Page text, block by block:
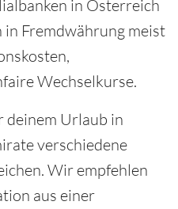
in Österreich
Fremdwährung meist
Wechselkurse.
deinem Urlaub in
verschiedene
Wir empfehlen
aus einer